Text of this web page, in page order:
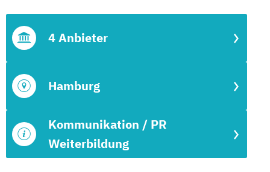
Kommunikation / PR
Weiterbildung
Hamburg
4 Anbieter